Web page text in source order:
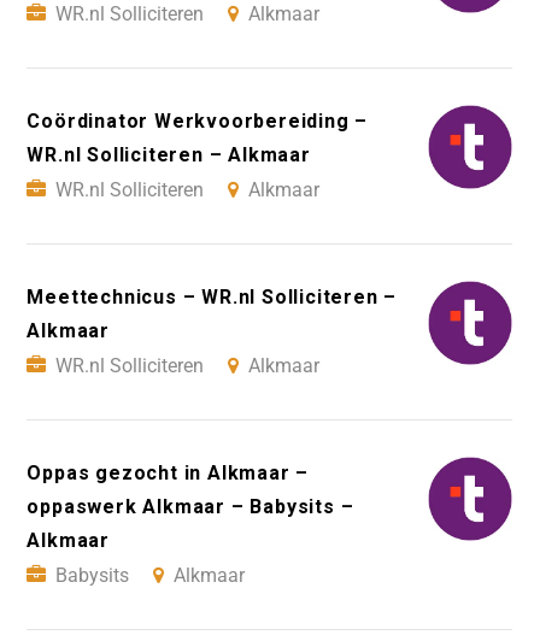
WR.nl Solliciteren
Alkmaar
Coördinator Werkvoorbereiding –
WR.nl Solliciteren – Alkmaar
WR.nl Solliciteren
Alkmaar
Meettechnicus – WR.nl Solliciteren –
Alkmaar
WR.nl Solliciteren
Alkmaar
Oppas gezocht in Alkmaar –
oppaswerk Alkmaar – Babysits –
Alkmaar
Babysits
Alkmaar